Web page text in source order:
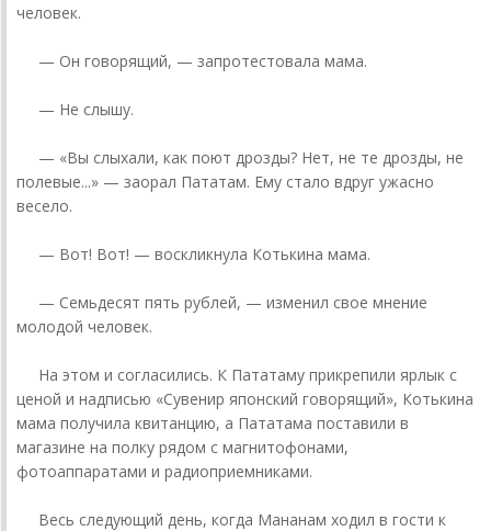
человек.
— Он говорящий, — запротестовала мама.
— Не слышу.
— «Вы слыхали, как поют дрозды? Нет, не те дрозды, не
полевые...» — заорал Пататам. Ему стало вдруг ужасно
весело.
— Вот! Вот! — воскликнула Котькина мама.
— Семьдесят пять рублей, — изменил свое мнение
молодой человек.
На этом и согласились. К Пататаму прикрепили ярлык с
ценой и надписью «Сувенир японский говорящий», Котькина
мама получила квитанцию, а Пататама поставили в
магазине на полку рядом с магнитофонами,
фотоаппаратами и радиоприемниками.
Весь следующий день, когда Мананам ходил в гости к